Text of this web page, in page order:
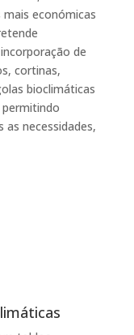
económicas
de
cortinas,
bioclimáticas
necessidades,